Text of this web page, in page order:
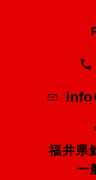
info
福井県
一